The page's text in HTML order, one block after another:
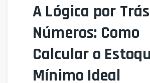
A Lógica por
Números: Como
Calcular o
Mínimo Ideal